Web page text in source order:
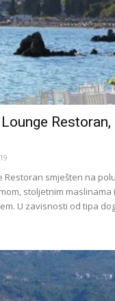
Restoran,
Restoran smješten na
stoljetnim maslinama
U zavisnosti od tipa